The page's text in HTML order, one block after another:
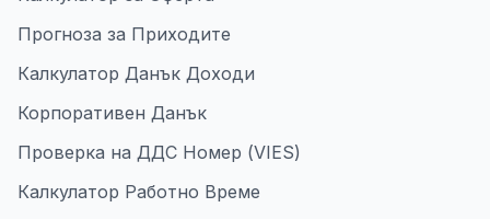
Прогноза за Приходите
Калкулатор Данък Доходи
Корпоративен Данък
Проверка на ДДС Номер (VIES)
Калкулатор Работно Време